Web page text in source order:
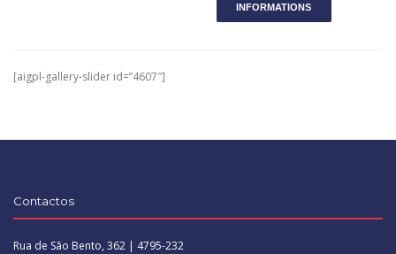
INFORMATIONS
[aigpl-gallery-slider id=”4607″]
Contactos
Rua de São Bento, 362 | 4795-232